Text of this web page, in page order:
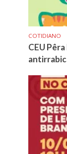
COTIDIANO
CEU